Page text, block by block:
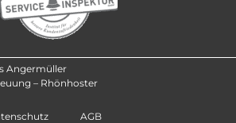
Angermüller
– Rhönhoster
AGB